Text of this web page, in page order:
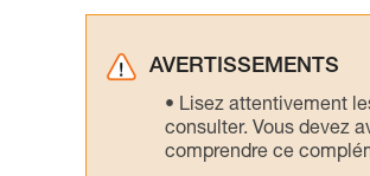
AVERTISSEMENTS
Lisez attentivement
consulter. Vous devez
comprendre ce